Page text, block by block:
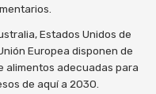
Estados Unidos de
Europea disponen de
alimentos adecuadas para
de aquí a 2030.